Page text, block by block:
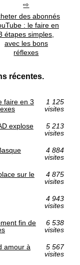
des abonnés
: le faire en
étapes simples,
avec les bons
réflexes
récentes.
faire en 3
1 125
visites
explose
5 213
visites
4 884
visites
sur le
4 875
visites
4 943
visites
fin de
6 538
visites
amour à
5 567
visites